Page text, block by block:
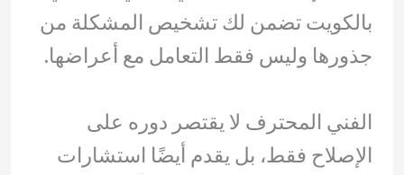
بالكويت تضمن لك تشخيص المشكلة من
جذورها وليس فقط التعامل مع أعراضها.
الفني المحترف لا يقتصر دوره على
الإصلاح فقط، بل يقدم أيضًا استشارات